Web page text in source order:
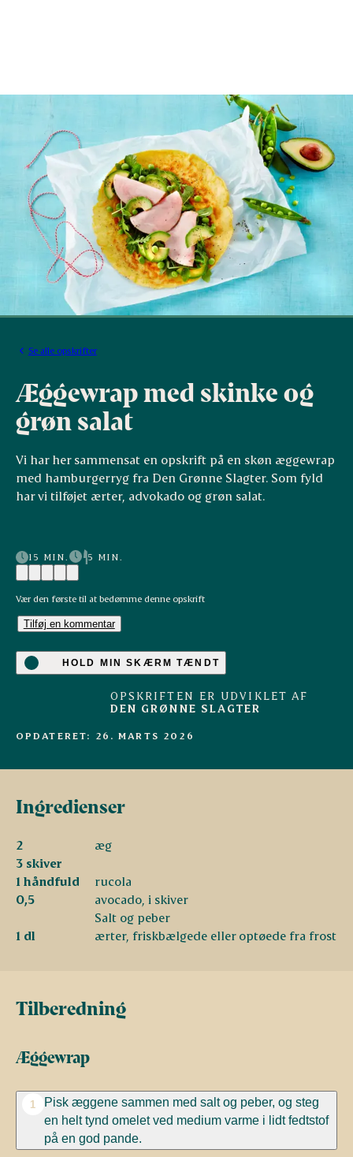
Se alle opskrifter
Æggewrap med skinke og
grøn salat
Vi har her sammensat en opskrift på en skøn æggewrap
med hamburgerryg fra Den Grønne Slagter. Som fyld
har vi tilføjet ærter, advokado og grøn salat.
15 MIN. 5 MIN.
Vær den første til at bedømme denne opskrift
Tilføj en kommentar
HOLD MIN SKÆRM TÆNDT
OPSKRIFTEN ER UDVIKLET AF
DEN GRØNNE SLAGTER
OPDATERET: 26. MARTS 2026
Ingredienser
2
æg
3 skiver
1 håndfuld
rucola
0,5
avocado, i skiver
Salt og peber
1 dl
ærter, friskbælgede eller optøede fra frost
Tilberedning
Æggewrap
1
Pisk æggene sammen med salt og peber, og steg
en helt tynd omelet ved medium varme i lidt fedtstof
på en god pande.